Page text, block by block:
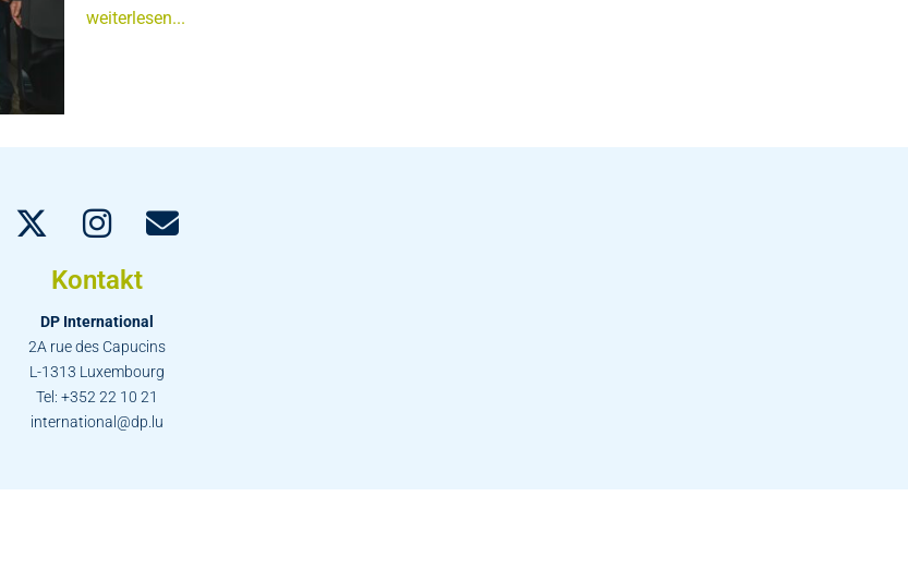
weiterlesen...
Kontakt
DP International
2A rue des Capucins
L-1313 Luxembourg
Tel: +352 22 10 21
international@dp.lu